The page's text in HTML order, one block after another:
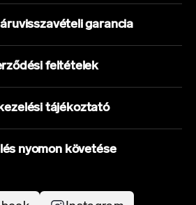
garancia
feltételek
tájékoztató
nyomon követése